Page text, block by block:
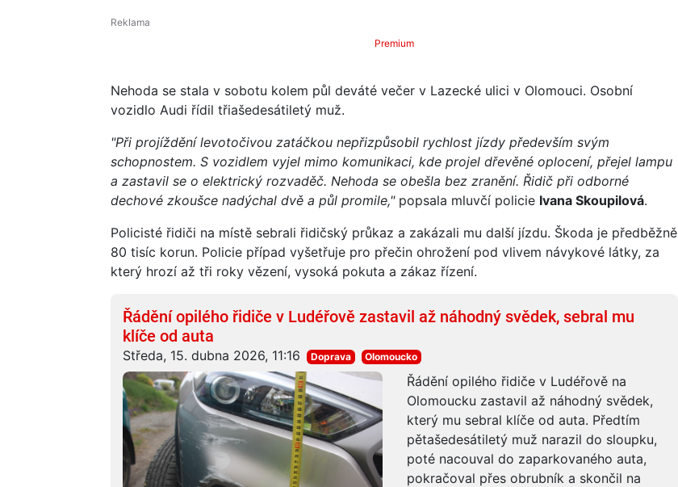
Premium
Nehoda se stala v sobotu kolem půl deváté večer v Lazecké ulici v Olomouci. Osobní
vozidlo Audi řídil třiašedesátiletý muž.
"Při projíždění levotočivou zatáčkou nepřizpůsobil rychlost jízdy především svým
schopnostem. S vozidlem vyjel mimo komunikaci, kde projel dřevěné oplocení, přejel lampu
a zastavil se o elektrický rozvaděč. Nehoda se obešla bez zranění. Řidič při odborné
dechové zkoušce nadýchal dvě a půl promile,"popsala mluvčí policie Ivana Skoupilová.
Policisté řidiči na místě sebrali řidičský průkaz a zakázali mu další jízdu. Škoda je předběžně
80 tisíc korun. Policie případ vyšetřuje pro přečin ohrožení pod vlivem návykové látky, za
který hrozí až tři roky vězení, vysoká pokuta a zákaz řízení.
Řádění opilého řidiče v Ludéřově zastavil až náhodný svědek, sebral mu
klíče od auta
Středa, 15. dubna 2026, 11:16 Doprava Olomoucko
Řádění opilého řidiče v Ludéřově na
Olomoucku zastavil až náhodný svědek,
který mu sebral klíče od auta. Předtím
pětašedesátiletý muž narazil do sloupku,
poté nacouval do zaparkovaného auta,
pokračoval přes obrubník a skončil na